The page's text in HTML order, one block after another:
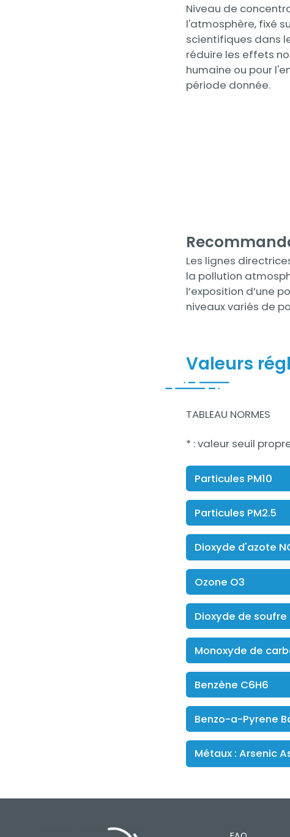
Niveau de
l'atmosphère, fixé
scientifiques dans
réduire les effets
humaine ou pour
période donnée.
Contenu
Les lignes
la pollution
l’exposition d’une
niveaux variés de
Valeurs
Contenu
TABLEAU NORMES
* : valeur seuil
Particules PM10
Particules PM2.5
Dioxyde d'azote
Ozone O3
Dioxyde de soufre
Monoxyde de
Benzène C6H6
Benzo-a-Pyrene
Métaux : Arsenic